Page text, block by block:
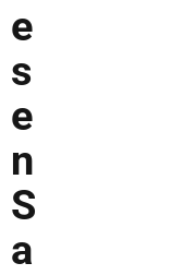
e
s
e
n
S
a